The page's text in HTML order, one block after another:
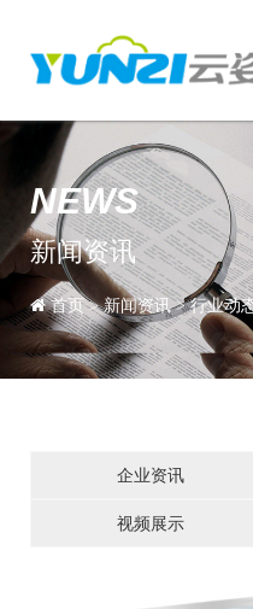
NEWS
新闻资讯
首页>新闻资讯>行业动
企业资讯
视频展示